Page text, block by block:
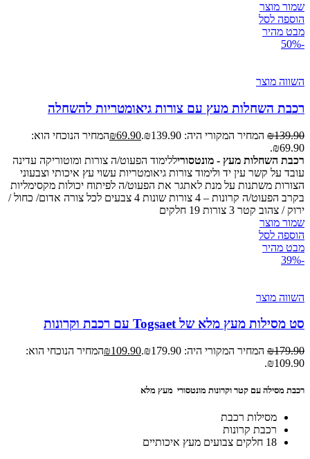
שמור מוצר
הוספה לסל
מבט מהיר
-50%
השווה מוצר
רכבת השחלות מעץ עם צורות גיאומטריות להשחלה
₪139.90 המחיר המקורי היה: ₪139.90. ₪69.90
המחיר הנוכחי הוא:
₪69.90.
רכבת השחלות מעץ - מונטסוריללימוד הפעוט/ה צורות ומוטוריקה עדינה
עובד על קשר עין יד ולימוד צורות גיאומטריות עשוי עץ איכותי וצבעוני
הצורות משתנות על מנת לאתגר את הפעוט/ה לפיתוח יכולות מקסימליות
בקרב הפעוט/ה קרונות – 4 צורות שונות 4 צבעים לכל צורה אדום/ כחול /
ירוק / צהוב קטר 3 צורות 19 חלקים
שמור מוצר
הוספה לסל
מבט מהיר
-39%
השווה מוצר
סט מסילות מעץ מלא של Togsaet עם רכבת וקרונות
₪179.90 המחיר המקורי היה: ₪179.90. ₪109.90
המחיר הנוכחי הוא:
₪109.90.
רכבת מסילה עם קטר וקרונות מונטסורי מעץ מלא
מסילות רכבת
רכבת קרונות
18 חלקים צבועים מעץ איכותיים